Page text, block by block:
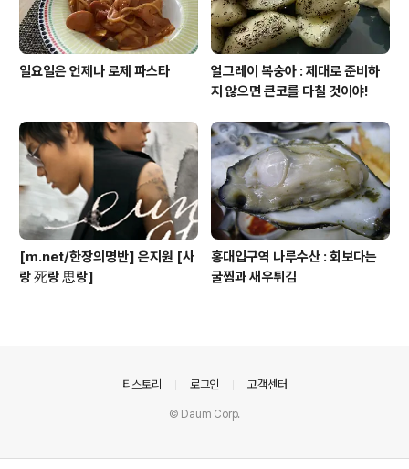
일요일은 언제나 로제 파스타
얼그레이 복숭아 : 제대로 준비하
지 않으면 큰코를 다칠 것이야!
[m.net/한장의명반] 은지원 [사
랑 死랑 思랑]
홍대입구역 나루수산 : 회보다는
굴찜과 새우튀김
티스토리 로그인 고객센터
© Daum Corp.